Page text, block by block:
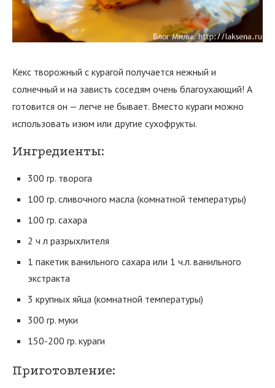
Кекс творожный с курагой получается нежный и
солнечный и на зависть соседям очень благоухающий! А
готовится он — легче не бывает. Вместо кураги можно
использовать изюм или другие сухофрукты.
Ингредиенты:
300 гр. творога
100 гр. сливочного масла (комнатной температуры)
100 гр. сахара
2 ч л разрыхлителя
1 пакетик ванильного сахара или 1 ч.л. ванильного
экстракта
3 крупных яйца (комнатной температуры)
300 гр. муки
150-200 гр. кураги
Приготовление: